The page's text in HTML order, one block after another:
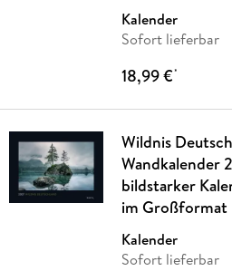
Kalender
Sofort lieferbar
18,99 €*
Wildnis
Wandkalender
bildstarker
im Großformat
Kalender
Sofort lieferbar